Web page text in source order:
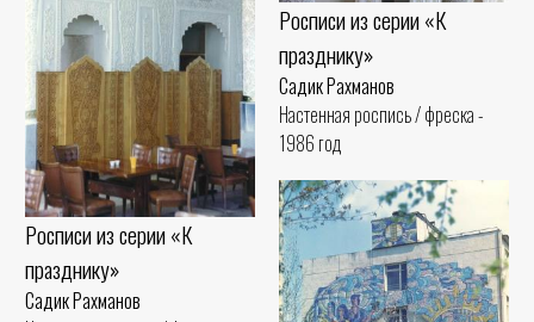
Росписи из серии «К
празднику»
Садик Рахманов
Росписи из серии «К
празднику»
Садик Рахманов
Настенная роспись / фреска -
1986 год